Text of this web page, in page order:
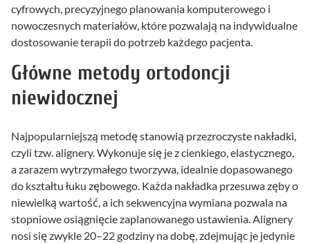
cyfrowych, precyzyjnego planowania komputerowego i
nowoczesnych materiałów, które pozwalają na indywidualne
dostosowanie terapii do potrzeb każdego pacjenta.
Główne metody ortodoncji
niewidocznej
Najpopularniejszą metodę stanowią przezroczyste nakładki,
czyli tzw. alignery. Wykonuje się je z cienkiego, elastycznego,
a zarazem wytrzymałego tworzywa, idealnie dopasowanego
do kształtu łuku zębowego. Każda nakładka przesuwa zęby o
niewielką wartość, a ich sekwencyjna wymiana pozwala na
stopniowe osiągnięcie zaplanowanego ustawienia. Alignery
nosi się zwykle 20–22 godziny na dobę, zdejmując je jedynie